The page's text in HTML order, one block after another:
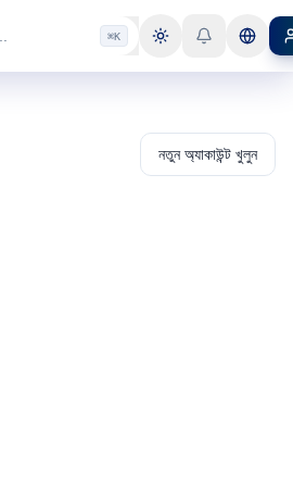
⌘K
Toggle theme
নতুন অ্যাকাউন্ট খুলুন